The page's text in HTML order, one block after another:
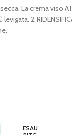
La crema viso
2.
ESAU